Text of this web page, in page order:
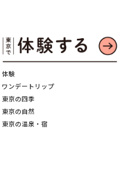
体験
ワンデートリップ
東京の四季
東京の自然
東京の温泉・宿